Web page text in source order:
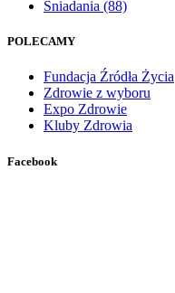
Śniadania (88)
POLECAMY
Fundacja Źródła Życia
Zdrowie z wyboru
Expo Zdrowie
Kluby Zdrowia
Facebook